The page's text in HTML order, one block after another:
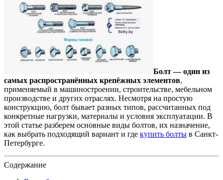
Болт — один из
самых распространённых крепёжных элементов,
применяемый в машиностроении, строительстве, мебельном
производстве и других отраслях. Несмотря на простую
конструкцию, болт бывает разных типов, рассчитанных под
конкретные нагрузки, материалы и условия эксплуатации. В
этой статье разберем основные виды болтов, их назначение,
как выбрать подходящий вариант и где купить болты в Санкт-
Петербурге.
Содержание